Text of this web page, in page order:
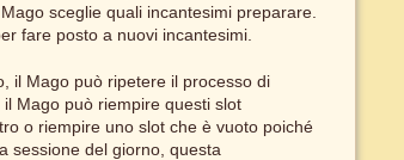
sceglie quali incantesimi preparare.
fare posto a nuovi incantesimi.
il Mago può ripetere il processo di
Mago può riempire questi slot
o riempire uno slot che è vuoto poiché
sessione del giorno, questa